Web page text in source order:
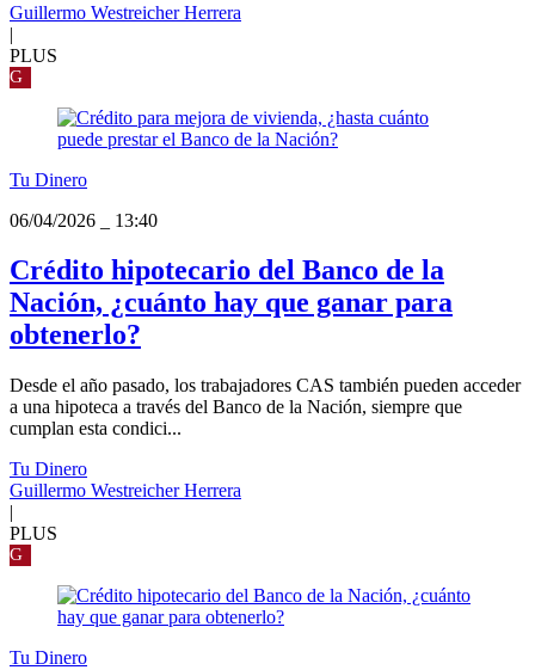
Guillermo Westreicher Herrera
|
PLUS
G
Tu Dinero
06/04/2026
13:40
Crédito hipotecario del Banco de la
Nación, ¿cuánto hay que ganar para
obtenerlo?
Desde el año pasado, los trabajadores CAS también pueden acceder
a una hipoteca a través del Banco de la Nación, siempre que
cumplan esta condici...
Tu Dinero
Guillermo Westreicher Herrera
|
PLUS
G
Tu Dinero